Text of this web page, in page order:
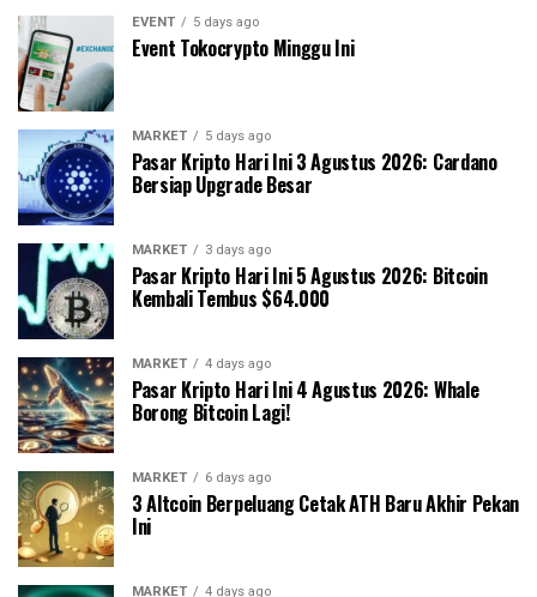
EVENT 5 days ago
Event Tokocrypto Minggu Ini
MARKET 5 days ago
Pasar Kripto Hari Ini 3 Agustus 2026: Cardano
Bersiap Upgrade Besar
MARKET 3 days ago
Pasar Kripto Hari Ini 5 Agustus 2026: Bitcoin
Kembali Tembus $64.000
MARKET 4 days ago
Pasar Kripto Hari Ini 4 Agustus 2026: Whale
Borong Bitcoin Lagi!
MARKET 6 days ago
3 Altcoin Berpeluang Cetak ATH Baru Akhir Pekan
Ini
MARKET 4 days ago